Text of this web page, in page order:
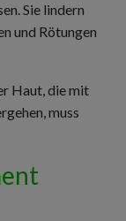
Sie lindern
und Rötungen
Haut, die mit
muss